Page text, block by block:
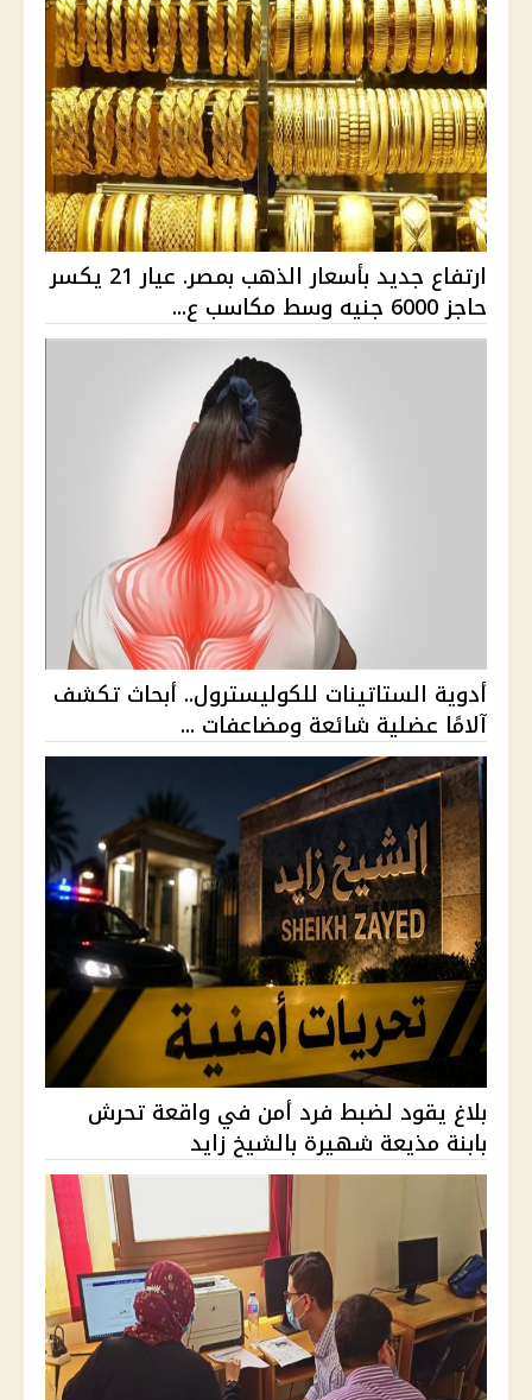
ارتفاع جديد بأسعار الذهب بمصر. عيار 21 يكسر
حاجز 6000 جنيه وسط مكاسب ع...
أدوية الستاتينات للكوليسترول.. أبحاث تكشف
آلامًا عضلية شائعة ومضاعفات ...
بلاغ يقود لضبط فرد أمن في واقعة تحرش
بابنة مذيعة شهيرة بالشيخ زايد